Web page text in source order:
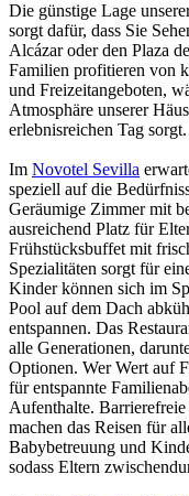
Die günstige Lage
sorgt dafür, dass Sie
Alcázar oder den Plaza
Familien profitieren von
und Freizeitangeboten,
Atmosphäre unserer
erlebnisreichen Tag sorgt.
Im Novotel Sevilla
speziell auf die
Geräumige Zimmer mit
ausreichend Platz für
Frühstücksbuffet mit
Spezialitäten sorgt für
Kinder können sich im
Pool auf dem Dach
entspannen. Das
alle Generationen,
Optionen. Wer Wert auf
für entspannte
Aufenthalte.
machen das Reisen für
Babybetreuung und
sodass Eltern